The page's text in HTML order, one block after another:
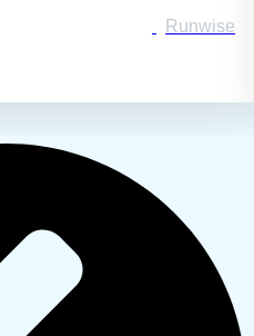
Runwise